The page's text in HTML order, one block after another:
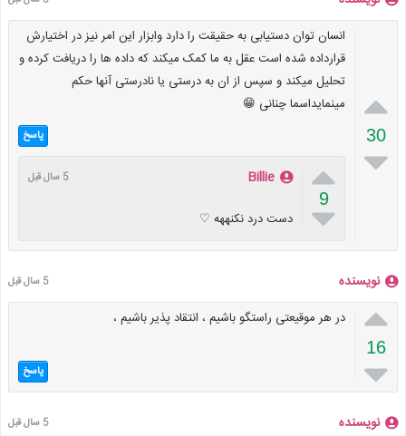

30

انسان توان دستیابی به حقیقت را دارد وابزار این امر نیز در اختیارش
قرارداده شده است عقل به ما کمک میکند که داده ها را دریافت کرده و
تحلیل میکند و سپس از ان به درستی یا نادرستی آنها حکم
مینمایداسما چنانی 😁
پاسخ

9

Billie 5 سال قبل
دست درد نکنههه ♡
نویسنده 5 سال قبل

16

در هر موقیعتی راستگو باشیم ، انتقاد پذیر باشیم ،
پاسخ
نویسنده 5 سال قبل